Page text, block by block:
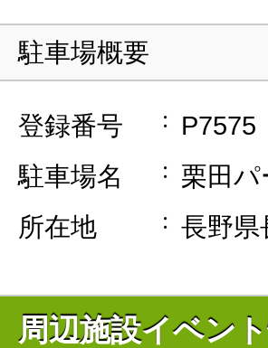
駐車場概要
登録番号
P7575
駐車場名
栗田
所在地
長野県
周辺施設イベン